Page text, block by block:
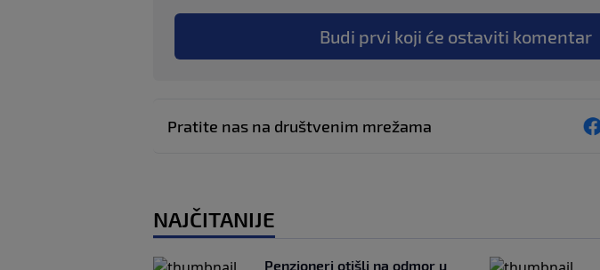
Budi prvi koji će ostaviti komentar
Pratite nas na društvenim mrežama
NAJČITANIJE
Penzioneri otišli na odmor u